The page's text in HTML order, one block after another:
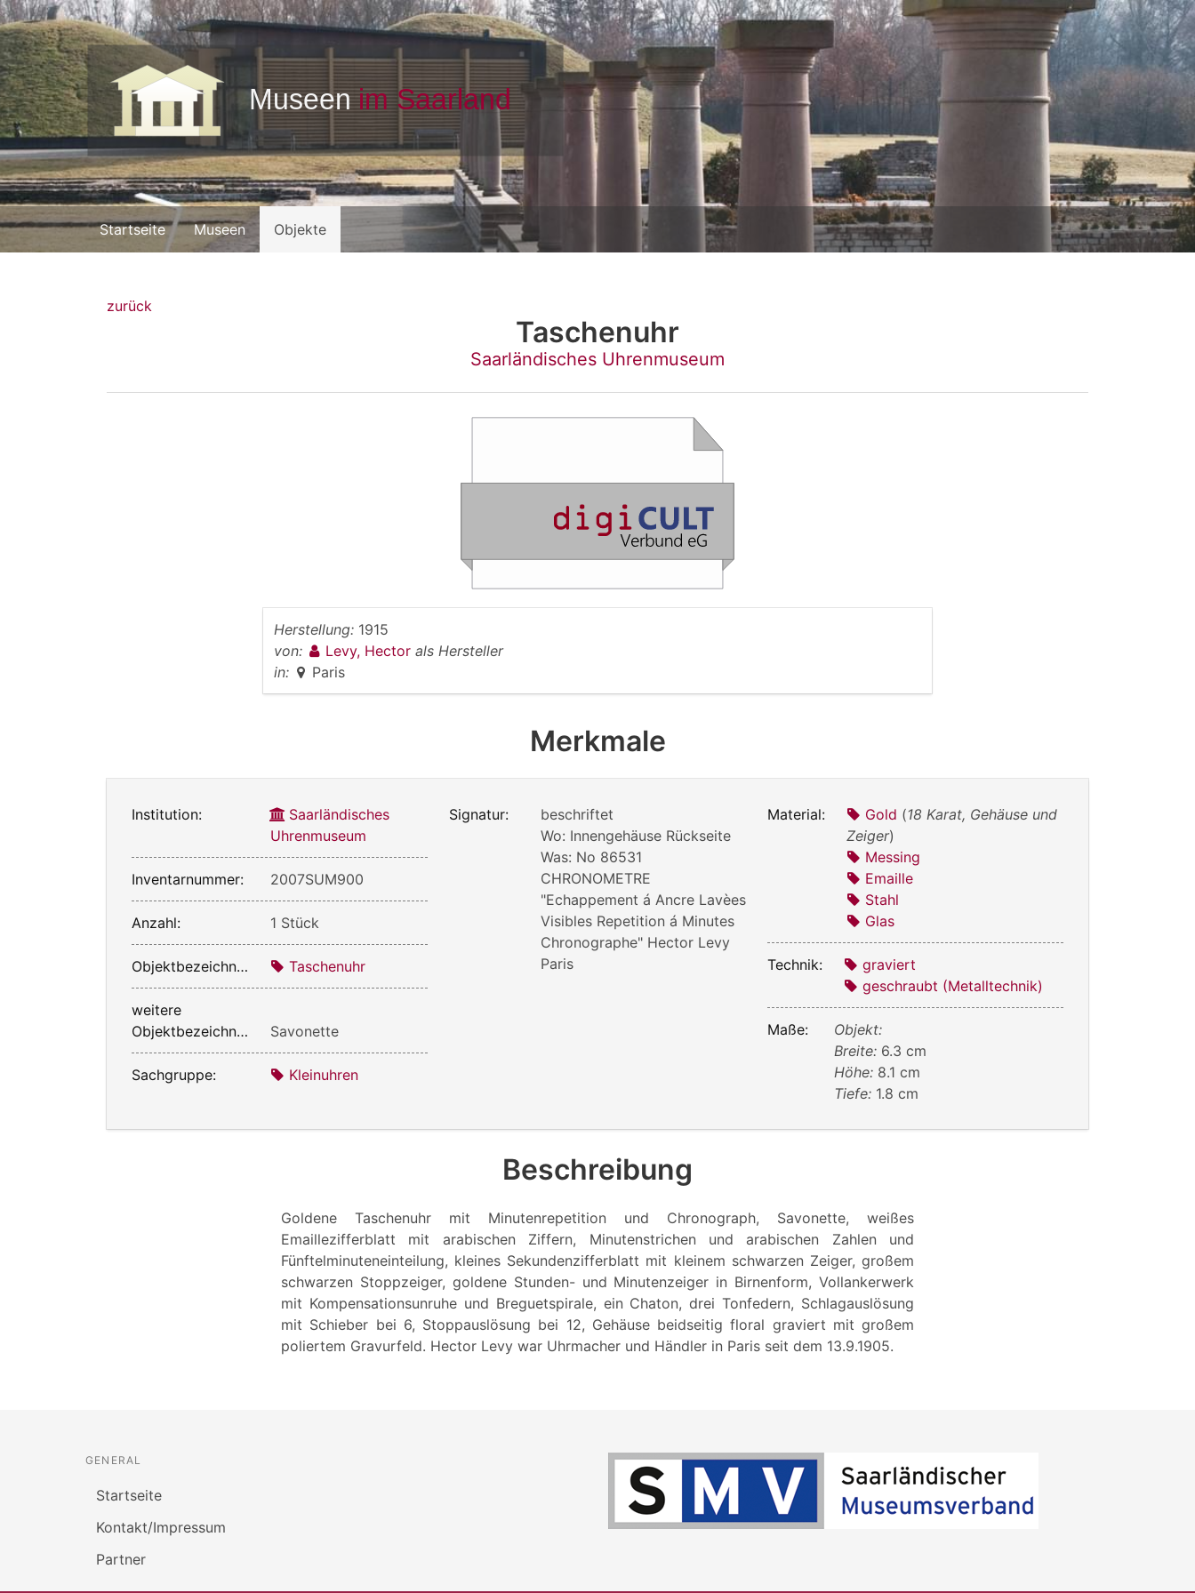
Startseite Museen Objekte
zurück
Taschenuhr
Saarländisches Uhrenmuseum
Herstellung: 1915
von:
Levy, Hector als Hersteller
in:
Paris
Merkmale
Institution:
Saarländisches
Uhrenmuseum
Inventarnummer: 2007SUM900
Anzahl: 1 Stück
Objektbezeichnung: Taschenuhr
weitere
Objektbezeichnung:
Savonette
Sachgruppe: Kleinuhren
Signatur:
beschriftet
Wo: Innengehäuse Rückseite
Was: No 86531
CHRONOMETRE
"Echappement á Ancre Lavèes
Visibles Repetition á Minutes
Chronographe" Hector Levy
Paris
Material: Gold (18 Karat, Gehäuse und
Zeiger)
Messing
Emaille
Stahl
Glas
Technik:
graviert
geschraubt (Metalltechnik)
Maße:
Objekt:
Breite: 6.3 cm
Höhe: 8.1 cm
Tiefe: 1.8 cm
Beschreibung
Goldene Taschenuhr mit Minutenrepetition und Chronograph, Savonette, weißes
Emaillezifferblatt mit arabischen Ziffern, Minutenstrichen und arabischen Zahlen und
Fünftelminuteneinteilung, kleines Sekundenzifferblatt mit kleinem schwarzen Zeiger, großem
schwarzen Stoppzeiger, goldene Stunden- und Minutenzeiger in Birnenform, Vollankerwerk
mit Kompensationsunruhe und Breguetspirale, ein Chaton, drei Tonfedern, Schlagauslösung
mit Schieber bei 6, Stoppauslösung bei 12, Gehäuse beidseitig floral graviert mit großem
poliertem Gravurfeld. Hector Levy war Uhrmacher und Händler in Paris seit dem 13.9.1905.
GENERAL
Startseite
Kontakt/Impressum
Partner